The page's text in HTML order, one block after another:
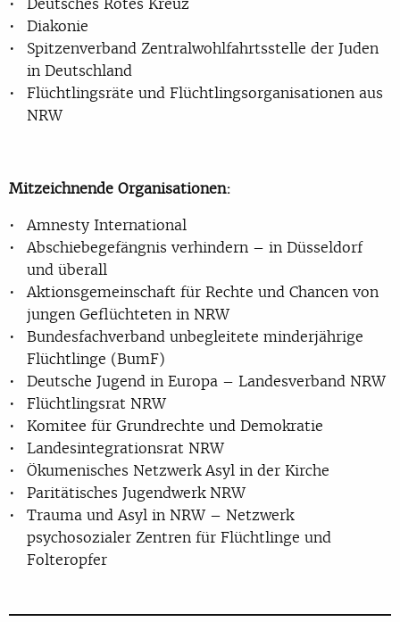
Diakonie
Spitzenverband Zentralwohlfahrts­stelle der Juden
in Deutschland
Flüchtlingsräte und Flüchtlingsorganisationen aus
NRW
Mitzeichnende Organisationen:
Amnesty International
Abschiebegefängnis verhindern – in Düsseldorf
und überall
Aktionsgemeinschaft für Rechte und Chancen von
jungen Geflüchteten in NRW
Bundesfachverband unbegleitete minderjährige
Flüchtlinge (BumF)
Deutsche Jugend in Europa – Landesverband NRW
Flüchtlingsrat NRW
Komitee für Grundrechte und Demokratie
Landesintegrationsrat NRW
Ökumenisches Netzwerk Asyl in der Kirche
Paritätisches Jugendwerk NRW
Trauma und Asyl in NRW – Netzwerk
psychosozialer Zentren für Flüchtlinge und
Folteropfer